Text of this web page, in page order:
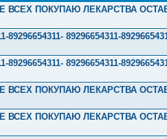
ВСЕХ ПОКУПАЮ ЛЕКАРСТВА
89296654311- 89296654311-
89296654311- 89296654311-
ВСЕХ ПОКУПАЮ ЛЕКАРСТВА
ВСЕХ ПОКУПАЮ ЛЕКАРСТВА